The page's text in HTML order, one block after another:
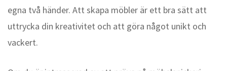
egna två händer. Att skapa möbler är ett bra sätt att
uttrycka din kreativitet och att göra något unikt och
vackert.